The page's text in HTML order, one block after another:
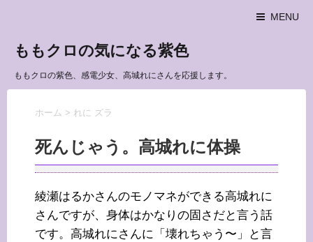
MENU
ももクロの気になる紫色
ももクロの紫色、感電少女、高城れにさんを応援します。
ホーム > れに ズラ
死んじゃう。高城れに体操
綾瀬はるかさんのモノマネができる高城れに
さんですが、身体はかなりの固さだと言う話
です。高城れにさんに「壊れちゃう〜」と言